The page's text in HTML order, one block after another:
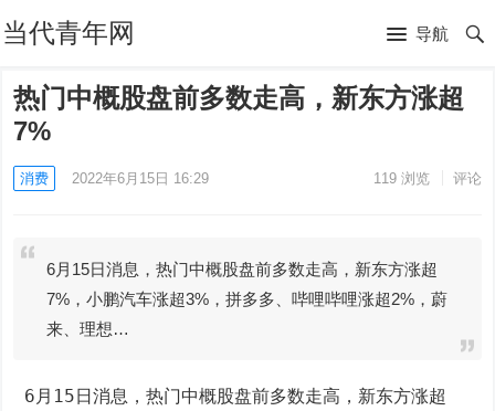
当代青年网 导航
热门中概股盘前多数走高，新东方涨超
7%
消费 2022年6月15日 16:29 119浏览 评论
6月15日消息，热门中概股盘前多数走高，新东方涨超
7%，小鹏汽车涨超3%，拼多多、哔哩哔哩涨超2%，蔚
来、理想…